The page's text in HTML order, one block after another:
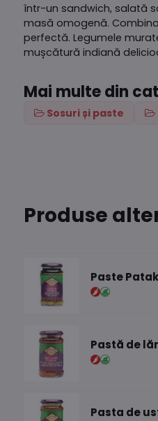
într-un sandwich, salată
masă omogenă.
perfectă. Legumele
mușcătură indiană
Mai multe din
Sosuri și paste
Produse
Paste
Pastă de
Pasta de